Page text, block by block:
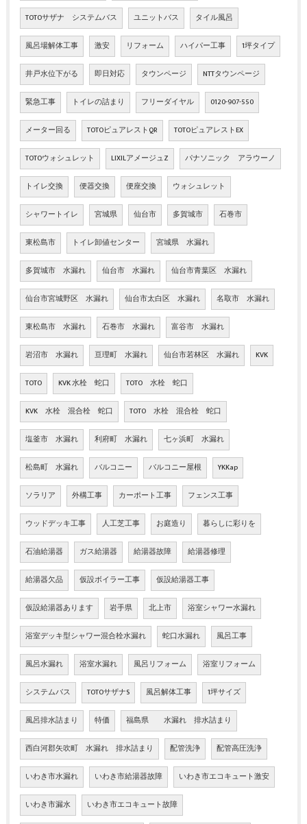
TOTOサザナ システムバス ユニットバス タイル風呂
風呂場解体工事 激安 リフォーム ハイパー工事 1坪タイプ
井戸水位下がる 即日対応 タウンページ NTTタウンページ
緊急工事 トイレの詰まり フリーダイヤル 0120-907-550
メーター回る TOTOピュアレストQR TOTOピュアレストEX
TOTOウォシュレット LIXILアメージュZ パナソニック アラウーノ
トイレ交換 便器交換 便座交換 ウォシュレット
シャワートイレ 宮城県 仙台市 多賀城市 石巻市
東松島市 トイレ卸値センター 宮城県 水漏れ
多賀城市 水漏れ 仙台市 水漏れ 仙台市青葉区 水漏れ
仙台市宮城野区 水漏れ 仙台市太白区 水漏れ 名取市 水漏れ
東松島市 水漏れ 石巻市 水漏れ 富谷市 水漏れ
岩沼市 水漏れ 亘理町 水漏れ 仙台市若林区 水漏れ KVK
TOTO KVK 水栓 蛇口 TOTO 水栓 蛇口
KVK 水栓 混合栓 蛇口 TOTO 水栓 混合栓 蛇口
塩釜市 水漏れ 利府町 水漏れ 七ヶ浜町 水漏れ
松島町 水漏れ バルコニー バルコニー屋根 YKKap
ソラリア 外構工事 カーポート工事 フェンス工事
ウッドデッキ工事 人工芝工事 お庭造り 暮らしに彩りを
石油給湯器 ガス給湯器 給湯器故障 給湯器修理
給湯器欠品 仮設ボイラー工事 仮設給湯器工事
仮設給湯器あります 岩手県 北上市 浴室シャワー水漏れ
浴室デッキ型シャワー混合栓水漏れ 蛇口水漏れ 風呂工事
風呂水漏れ 浴室水漏れ 風呂リフォーム 浴室リフォーム
システムバス TOTOサザナS 風呂解体工事 1坪サイズ
風呂排水詰まり 特価 福島県 水漏れ 排水詰まり
西白河郡矢吹町 水漏れ 排水詰まり 配管洗浄 配管高圧洗浄
いわき市水漏れ いわき市給湯器故障 いわき市エコキュート激安
いわき市漏水 いわき市エコキュート故障